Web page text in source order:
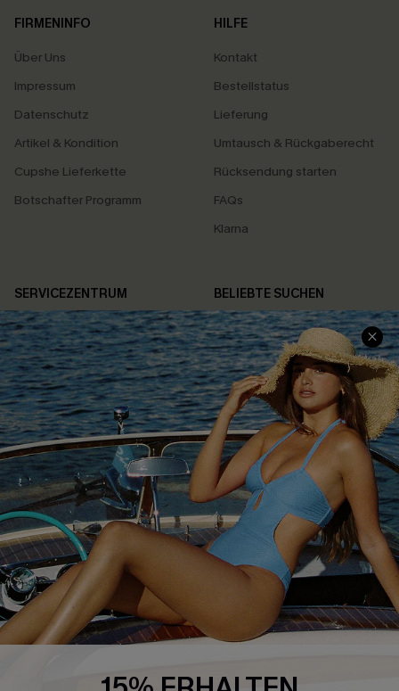
FIRMENINFO
Über Uns
Impressum
Datenschutz
Artikel & Kondition
Cupshe Lieferkette
Botschafter Programm
HILFE
Kontakt
Bestellstatus
Lieferung
Umtausch & Rückgaberecht
Rücksendung starten
FAQs
Klarna
SERVICEZENTRUM
Größenguide
Geschenkkarte
Treueprogramm
Affiliate Programm
BELIEBTE SUCHEN
Bauchweg
High-Waist
Sommerkleider
Blau-Weiß
4.4
CUPSHE-APP HERUNTERLADEN
FOLGEN SIE UNS AUF